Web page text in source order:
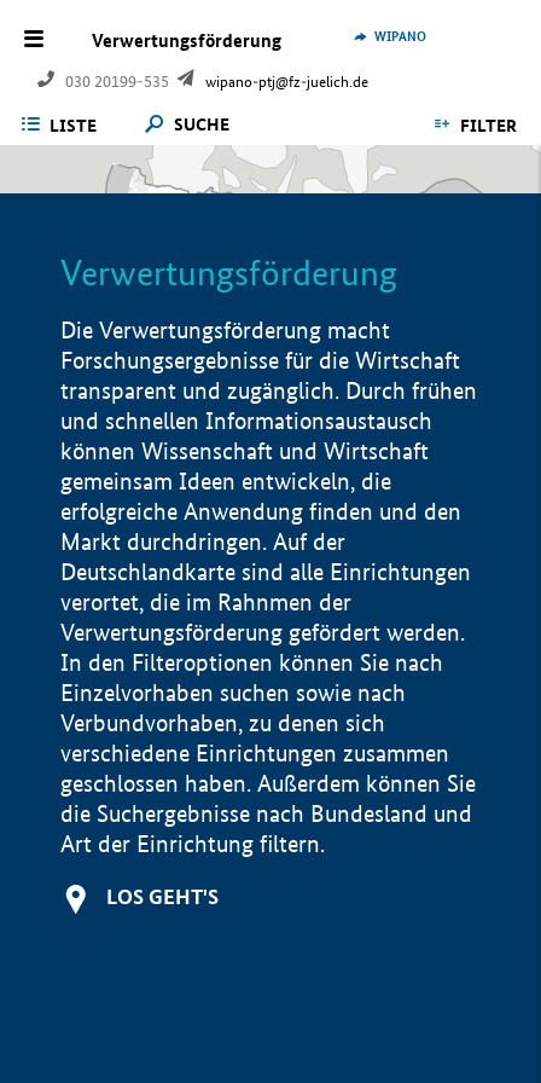
Verwertungsförderung
030 20199-535 wipano-ptj@fz-juelich.de
WIPANO
LISTE SUCHE FILTER
Verwertungsförderung
Die Verwertungsförderung macht
Forschungsergebnisse für die Wirtschaft
transparent und zugänglich. Durch frühen
und schnellen Informationsaustausch
können Wissenschaft und Wirtschaft
gemeinsam Ideen entwickeln, die
erfolgreiche Anwendung finden und den
Markt durchdringen. Auf der
Deutschlandkarte sind alle Einrichtungen
verortet, die im Rahnmen der
Verwertungsförderung gefördert werden.
In den Filteroptionen können Sie nach
Einzelvorhaben suchen sowie nach
Verbundvorhaben, zu denen sich
verschiedene Einrichtungen zusammen
geschlossen haben. Außerdem können Sie
die Suchergebnisse nach Bundesland und
Art der Einrichtung filtern.
LOS GEHT'S